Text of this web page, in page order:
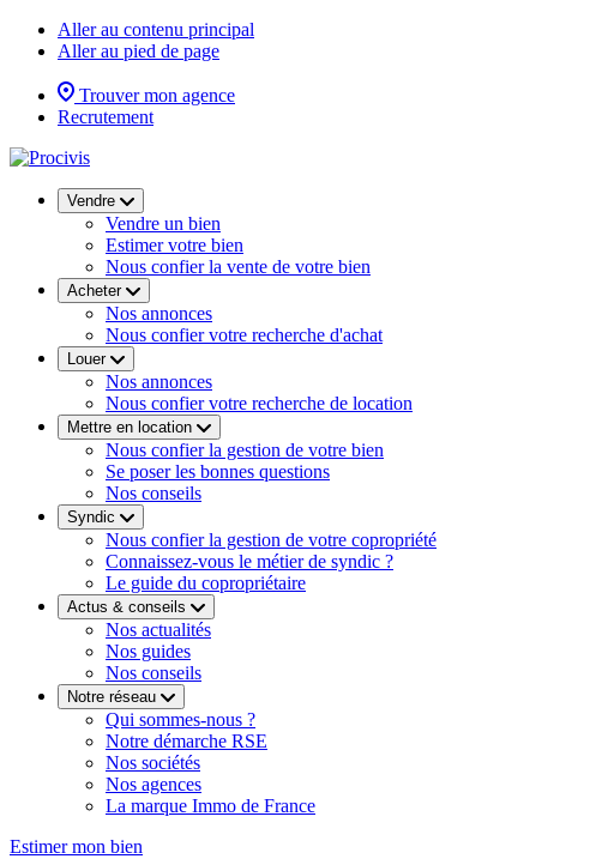
Aller au contenu principal
Aller au pied de page
Trouver mon agence
Recrutement
Vendre
Vendre un bien
Estimer votre bien
Nous confier la vente de votre bien
Acheter
Nos annonces
Nous confier votre recherche d'achat
Louer
Nos annonces
Nous confier votre recherche de location
Mettre en location
Nous confier la gestion de votre bien
Se poser les bonnes questions
Nos conseils
Syndic
Nous confier la gestion de votre copropriété
Connaissez-vous le métier de syndic ?
Le guide du copropriétaire
Actus & conseils
Nos actualités
Nos guides
Nos conseils
Notre réseau
Qui sommes-nous ?
Notre démarche RSE
Nos sociétés
Nos agences
La marque Immo de France
Estimer mon bien